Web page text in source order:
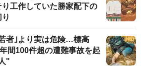
工作していた勝家配下の
者｣より実は危険…標高
間100件超の遭難事故を起
"